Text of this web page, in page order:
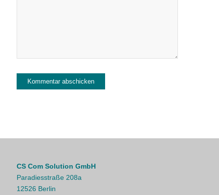
CS Com Solution GmbH
Paradiesstraße 208a
12526 Berlin